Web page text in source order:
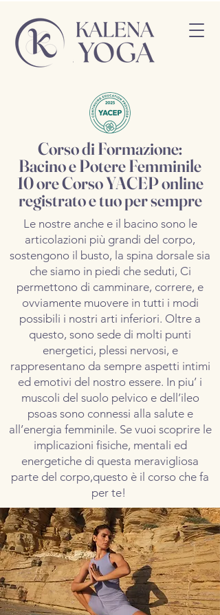
Corso di Formazione:
Bacino e Potere Femminile
10 ore Corso YACEP online
registrato e tuo per sempre
Le nostre anche e il bacino sono le
articolazioni più grandi del corpo,
sostengono il busto, la spina dorsale sia
che siamo in piedi che seduti, Ci
permettono di camminare, correre, e
ovviamente muovere in tutti i modi
possibili i nostri arti inferiori. Oltre a
questo, sono sede di molti punti
energetici, plessi nervosi, e
rappresentano da sempre aspetti intimi
ed emotivi del nostro essere. In piu’ i
muscoli del suolo pelvico e dell’ileo
psoas sono connessi alla salute e
all’energia femminile. Se vuoi scoprire le
implicazioni fisiche, mentali ed
energetiche di questa meravigliosa
parte del corpo,questo è il corso che fa
per te!